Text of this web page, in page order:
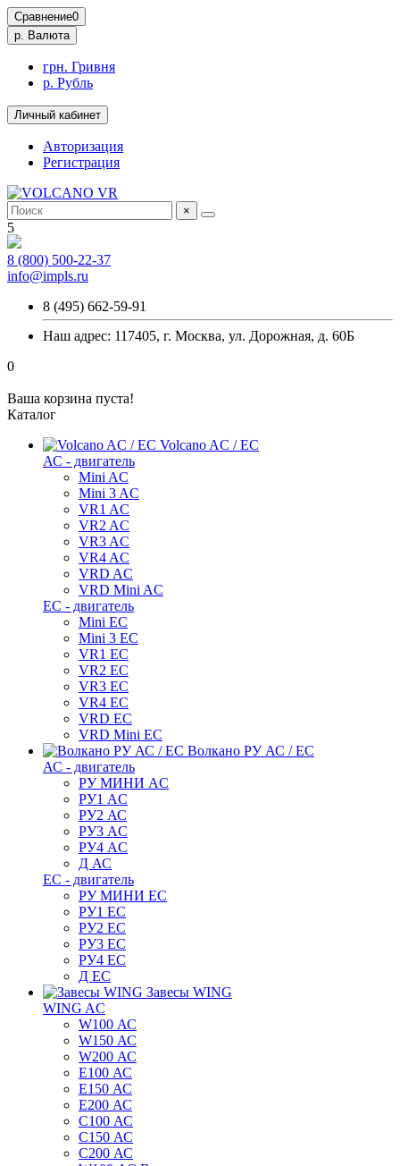
Сравнение0
р. Валюта
грн. Гривня
р. Рубль
Личный кабинет
Авторизация
Регистрация
×
5
8 (800) 500-22-37
info@impls.ru
8 (495) 662-59-91
Наш адрес: 117405, г. Москва, ул. Дорожная, д. 60Б
0
Ваша корзина пуста!
Каталог
Volcano AC / EC
АС - двигатель
Mini AC
Mini 3 AC
VR1 AC
VR2 AC
VR3 AC
VR4 AC
VRD AC
VRD Mini AC
ЕС - двигатель
Mini EC
Mini 3 EC
VR1 EC
VR2 EC
VR3 EC
VR4 EC
VRD EC
VRD Mini EC
Волкано РУ АС / ЕС
АС - двигатель
РУ МИНИ AC
РУ1 AC
РУ2 АС
РУ3 AC
РУ4 AC
Д АС
ЕС - двигатель
РУ МИНИ EC
РУ1 EC
РУ2 EC
РУ3 EC
РУ4 EC
Д ЕС
Завесы WING
WING AC
W100 АС
W150 АС
W200 АС
E100 АС
E150 АС
E200 АС
C100 АС
C150 АС
C200 АС